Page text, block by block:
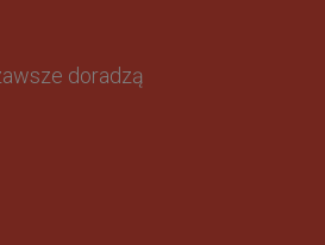
doradzą